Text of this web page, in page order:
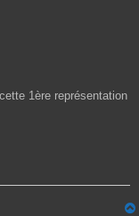
1ère représentation